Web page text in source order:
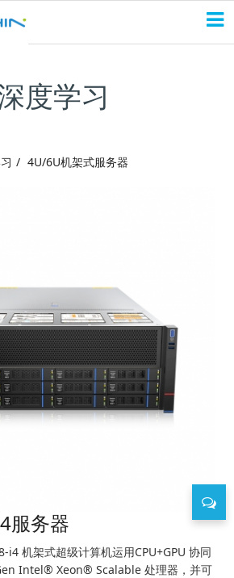
度学习
4U/6U机架式服务器
服务器
i4 机架式超级计算机运用CPU+GPU 协同
Intel® Xeon® Scalable 处理器，并可